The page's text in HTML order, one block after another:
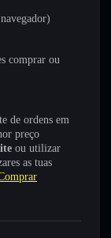
comprar ou
de ordens em
preço
ou utilizar
as tuas